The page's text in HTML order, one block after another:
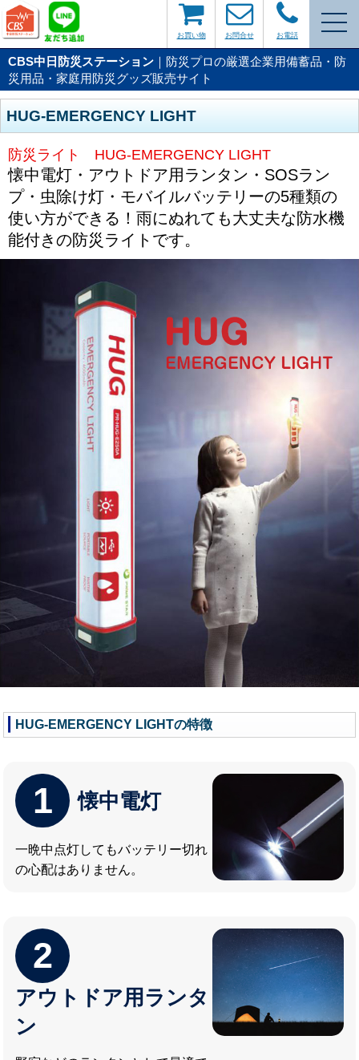
お電話
お問合せ
お買い物
CBS中日防災ステーション ｜防災プロの厳選企業用備蓄品・防
災用品・家庭用防災グッズ販売サイト
HUG‐EMERGENCY LIGHT
防災ライト HUG‐EMERGENCY LIGHT
懐中電灯・アウトドア用ランタン・SOSラン
プ・虫除け灯・モバイルバッテリーの5種類の
使い方ができる！雨にぬれても大丈夫な防水機
能付きの防災ライトです。
HUG‐EMERGENCY LIGHTの特徴
1 懐中電灯
一晩中点灯してもバッテリー切れ
の心配はありません。
2
アウトドア用ランタ
ン